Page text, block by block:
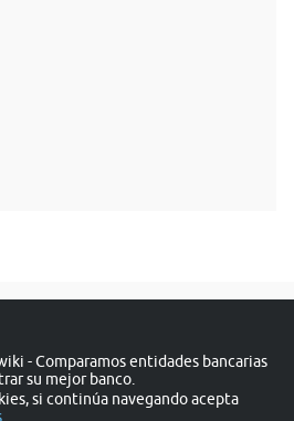
- Comparamos entidades bancarias
su mejor banco.
si continúa navegando acepta